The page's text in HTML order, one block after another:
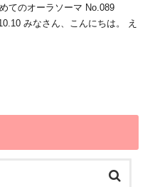
てのオーラソーマ No.089
みなさん、こんにちは。 え